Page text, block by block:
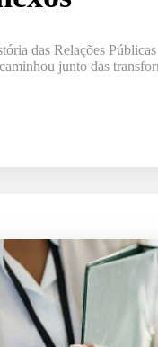
das Relações
junto das